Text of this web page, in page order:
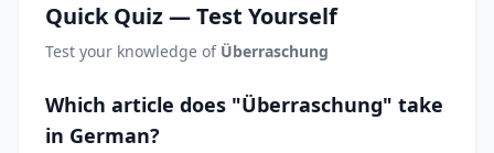
Quick Quiz — Test Yourself
Test your knowledge of Überraschung
Which article does "Überraschung" take
in German?